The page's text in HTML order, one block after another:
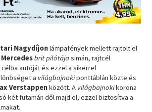
Nagydíjonlámpafények mellett rajtolt el
Mercedesbrit pilótájasimán, rajtcél
autóját és ezzel a sikerrel
a világbajnokiponttáblán közte és
Verstappenközött. A világbajnokikorona
két futamán dől majd el, ezzel biztosítva a